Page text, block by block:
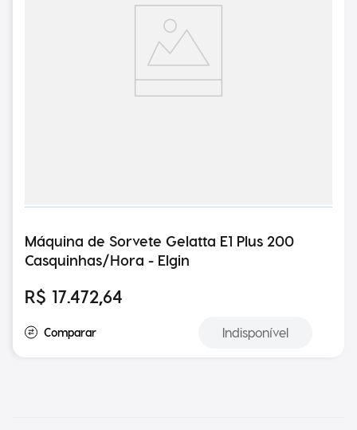
Máquina de Sorvete Gelatta E1 Plus 200
Casquinhas/Hora - Elgin
R$ 17.472 64
Indisponível